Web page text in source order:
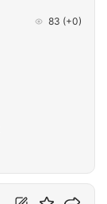
83 (+0)